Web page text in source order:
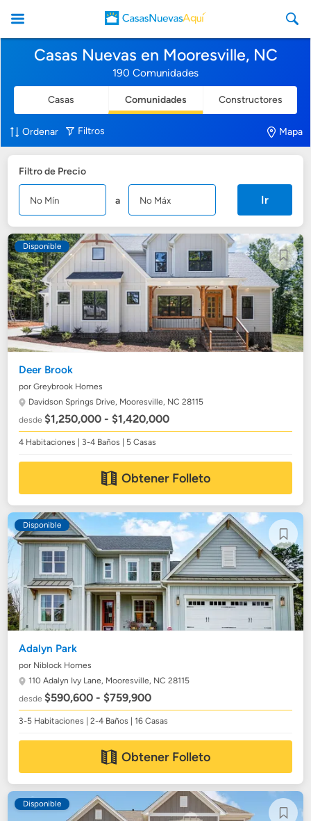
Casas Nuevas en Mooresville, NC
190 Comunidades
Casas Comunidades Constructores
Ordenar Filtros Mapa
Filtro de Precio
a Ir
Disponible
Deer Brook
por Greybrook Homes
Davidson Springs Drive, Mooresville, NC 28115
desde$1,250,000 - $1,420,000
4 Habitaciones | 3-4 Baños | 5 Casas
Obtener Folleto
Disponible
Adalyn Park
por Niblock Homes
110 Adalyn Ivy Lane, Mooresville, NC 28115
desde$590,600 - $759,900
3-5 Habitaciones | 2-4 Baños | 16 Casas
Obtener Folleto
Disponible